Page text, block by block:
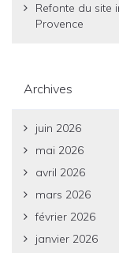
Refonte du site
Provence
Archives
juin 2026
mai 2026
avril 2026
mars 2026
février 2026
janvier 2026